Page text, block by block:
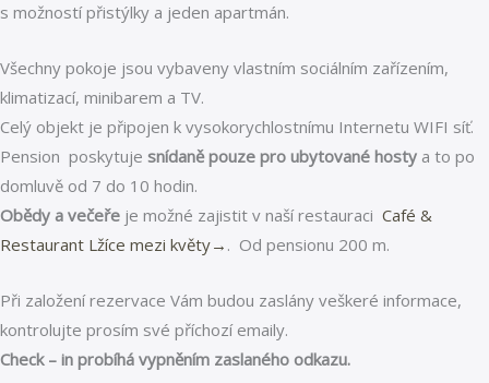
s možností přistýlky a jeden apartmán.
Všechny pokoje jsou vybaveny vlastním sociálním zařízením,
klimatizací, minibarem a TV.
Celý objekt je připojen k vysokorychlostnímu Internetu WIFI síť.
Pension poskytuje snídaně pouze pro ubytované hosty a to po
domluvě od 7 do 10 hodin.
Obědy a večeře je možné zajistit v naší restauraci Café &
Restaurant Lžíce mezi květy→ . Od pensionu 200 m.
Při založení rezervace Vám budou zaslány veškeré informace,
kontrolujte prosím své příchozí emaily.
Check – in probíhá vypněním zaslaného odkazu.